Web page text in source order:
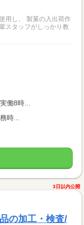
働8時...
時...
3日以内公開
の加工・検査/